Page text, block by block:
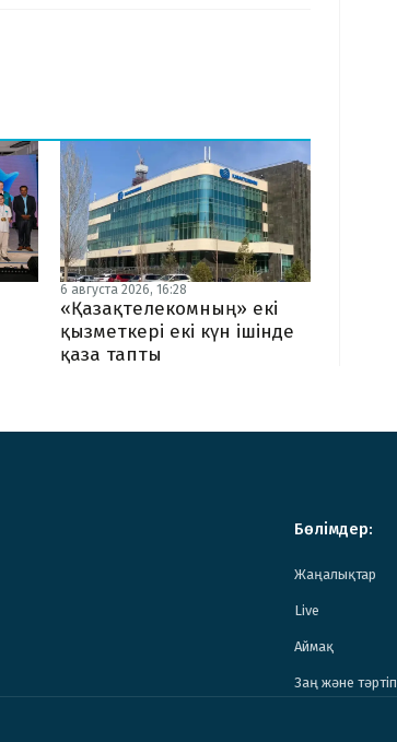
6 августа 2026, 16:28
«Қазақтелекомның» екі
қызметкері екі күн ішінде
қаза тапты
Бөлімдер:
Жаңалықтар
Live
Аймақ
Заң және тәртіп